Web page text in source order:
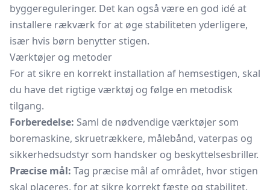
byggereguleringer. Det kan også være en god idé at
installere rækværk for at øge stabiliteten yderligere,
især hvis børn benytter stigen.
Værktøjer og metoder
For at sikre en korrekt installation af hemsestigen, skal
du have det rigtige værktøj og følge en metodisk
tilgang.
Forberedelse: Saml de nødvendige værktøjer som
boremaskine, skruetrækkere, målebånd, vaterpas og
sikkerhedsudstyr som handsker og beskyttelsesbriller.
Præcise mål: Tag præcise mål af området, hvor stigen
skal placeres, for at sikre korrekt fæste og stabilitet.